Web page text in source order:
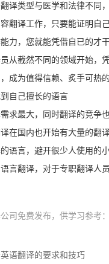
译类型与医学和法律不同
翻译工作，只要能证明自
力，您就能凭借自已的才
从截然不同的领域开始，
成为值得信赖、炙手可热的
自己擅长的语言
求最大，同时翻译的竞争
在国内也开始有大量的翻
语言，避开很少人使用的
言翻译，对于专职翻译人
司免费发布，供学习参考
语翻译的要求和技巧